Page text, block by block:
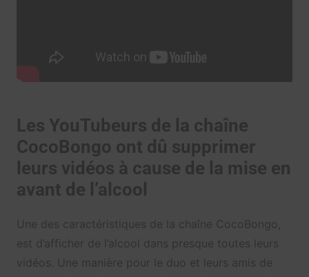
Les YouTubeurs de la chaîne
CocoBongo ont dû supprimer
leurs vidéos à cause de la mise en
avant de l’alcool
Une des caractéristiques de la chaîne CocoBongo,
est d’afficher de l’alcool dans presque toutes leurs
vidéos. Une manière pour le duo et leurs amis de